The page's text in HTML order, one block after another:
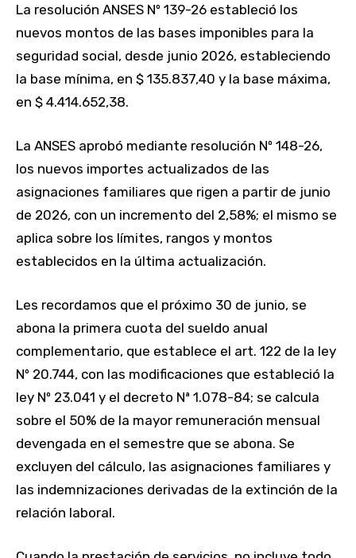
La resolución ANSES Nº 139-26 estableció los
nuevos montos de las bases imponibles para la
seguridad social, desde junio 2026, estableciendo
la base mínima, en $ 135.837,40 y la base máxima,
en $ 4.414.652,38.
La ANSES aprobó mediante resolución Nº 148-26,
los nuevos importes actualizados de las
asignaciones familiares que rigen a partir de junio
de 2026, con un incremento del 2,58%; el mismo se
aplica sobre los límites, rangos y montos
establecidos en la última actualización.
Les recordamos que el próximo 30 de junio, se
abona la primera cuota del sueldo anual
complementario, que establece el art. 122 de la ley
Nº 20.744, con las modificaciones que estableció la
ley Nº 23.041 y el decreto Nª 1.078-84; se calcula
sobre el 50% de la mayor remuneración mensual
devengada en el semestre que se abona. Se
excluyen del cálculo, las asignaciones familiares y
las indemnizaciones derivadas de la extinción de la
relación laboral.